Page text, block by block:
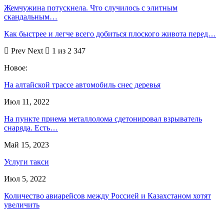
Жемчужина потускнела. Что случилось с элитным
скандальным…
Как быстрее и легче всего добиться плоского живота перед…
Prev Next
1 из 2 347
Новое:
На алтайской трассе автомобиль снес деревья
Июл 11, 2022
На пункте приема металлолома сдетонировал взрыватель
снаряда. Есть…
Май 15, 2023
Услуги такси
Июл 5, 2022
Количество авиарейсов между Россией и Казахстаном хотят
увеличить